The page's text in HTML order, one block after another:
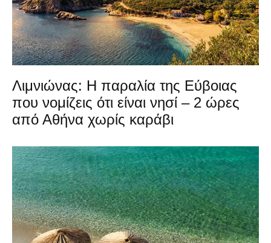
Λιμνιώνας: Η παραλία της Εύβοιας
που νομίζεις ότι είναι νησί – 2 ώρες
από Αθήνα χωρίς καράβι